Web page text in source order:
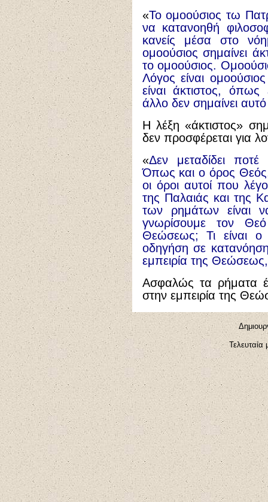
«Το ομοούσιος τω
να κατανοηθή
κανείς μέσα στο
ομοούσιος σημαίνει
το ομοούσιος.
Λόγος είναι
είναι άκτιστος, όπως
άλλο δεν σημαίνει
Η λέξη «άκτιστος»
δεν προσφέρεται για
«Δεν μεταδίδει
Όπως και ο όρος Θεός,
οι όροι αυτοί που
της Παλαιάς και της
των ρημάτων είναι
γνωρίσουμε τον
Θεώσεως; Τι είναι
οδηγήση σε
εμπειρία της
Ασφαλώς τα ρήματα
στην εμπειρία της